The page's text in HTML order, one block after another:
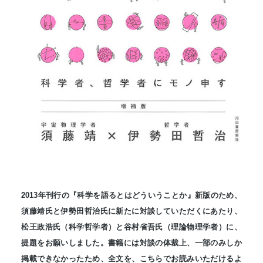
2013年刊行の『科学を語るとはどういうことか』新版のため、
須藤靖氏と伊勢田哲治氏に新たに対談していただくにあたり、
松王政浩氏（科学哲学者）と谷村省吾氏（理論物理学者）に、
提題をお願いしました。書籍には対談の体裁上、一部のみしか
掲載できなかったため、全文を、こちらでお読みいただけるよ